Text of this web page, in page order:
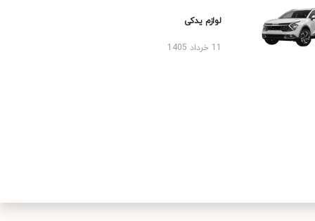
لوازم یدکی